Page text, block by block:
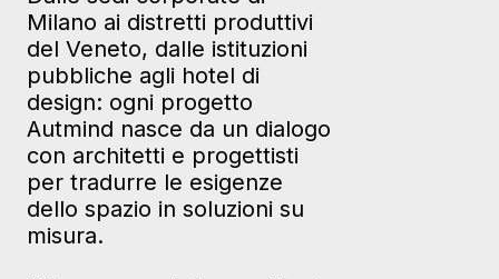
Milano ai distretti produttivi
del Veneto, dalle istituzioni
pubbliche agli hotel di
design: ogni progetto
Autmind nasce da un dialogo
con architetti e progettisti
per tradurre le esigenze
dello spazio in soluzioni su
misura.